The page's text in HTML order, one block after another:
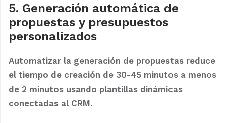
5. Generación automática de
propuestas y presupuestos
personalizados
Automatizar la generación de propuestas reduce
el tiempo de creación de 30-45 minutos a menos
de 2 minutos usando plantillas dinámicas
conectadas al CRM.